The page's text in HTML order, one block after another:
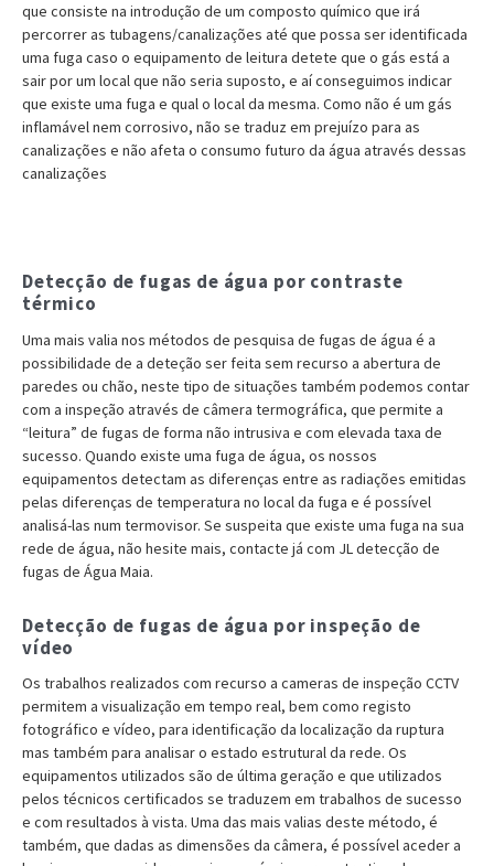
que consiste na introdução de um composto químico que irá
percorrer as tubagens/canalizações até que possa ser identificada
uma fuga caso o equipamento de leitura detete que o gás está a
sair por um local que não seria suposto, e aí conseguimos indicar
que existe uma fuga e qual o local da mesma. Como não é um gás
inflamável nem corrosivo, não se traduz em prejuízo para as
canalizações e não afeta o consumo futuro da água através dessas
canalizações
Detecção de fugas de água por contraste
térmico
Uma mais valia nos métodos de pesquisa de fugas de água é a
possibilidade de a deteção ser feita sem recurso a abertura de
paredes ou chão, neste tipo de situações também podemos contar
com a inspeção através de câmera termográfica, que permite a
“leitura” de fugas de forma não intrusiva e com elevada taxa de
sucesso. Quando existe uma fuga de água, os nossos
equipamentos detectam as diferenças entre as radiações emitidas
pelas diferenças de temperatura no local da fuga e é possível
analisá-las num termovisor. Se suspeita que existe uma fuga na sua
rede de água, não hesite mais, contacte já com JL detecção de
fugas de Água Maia.
Detecção de fugas de água por inspeção de
vídeo
Os trabalhos realizados com recurso a cameras de inspeção CCTV
permitem a visualização em tempo real, bem como registo
fotográfico e vídeo, para identificação da localização da ruptura
mas também para analisar o estado estrutural da rede. Os
equipamentos utilizados são de última geração e que utilizados
pelos técnicos certificados se traduzem em trabalhos de sucesso
e com resultados à vista. Uma das mais valias deste método, é
também, que dadas as dimensões da câmera, é possível aceder a